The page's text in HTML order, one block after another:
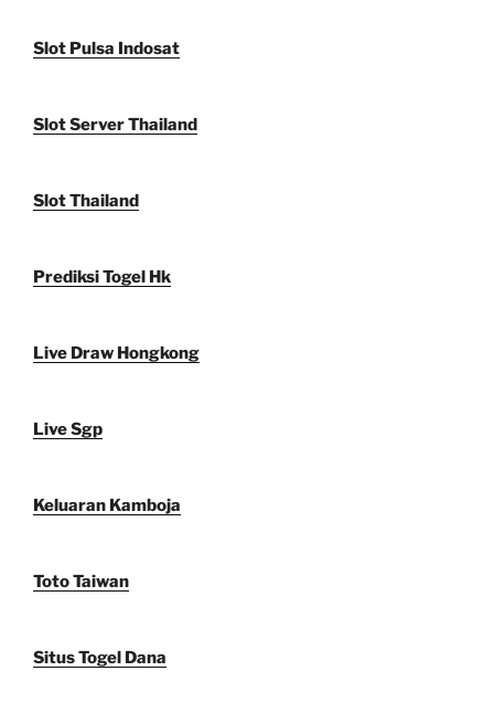
Slot Pulsa Indosat
Slot Server Thailand
Slot Thailand
Prediksi Togel Hk
Live Draw Hongkong
Live Sgp
Keluaran Kamboja
Toto Taiwan
Situs Togel Dana